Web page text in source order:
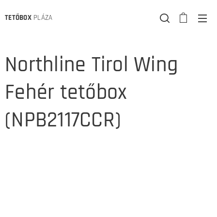
TETŐBOXPLÁZA
Northline Tirol Wing
Fehér tetőbox
(NPB2117CCR)